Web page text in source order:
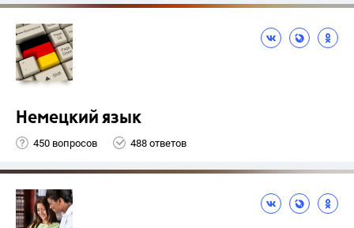
Немецкий язык
450 вопросов 488 ответов